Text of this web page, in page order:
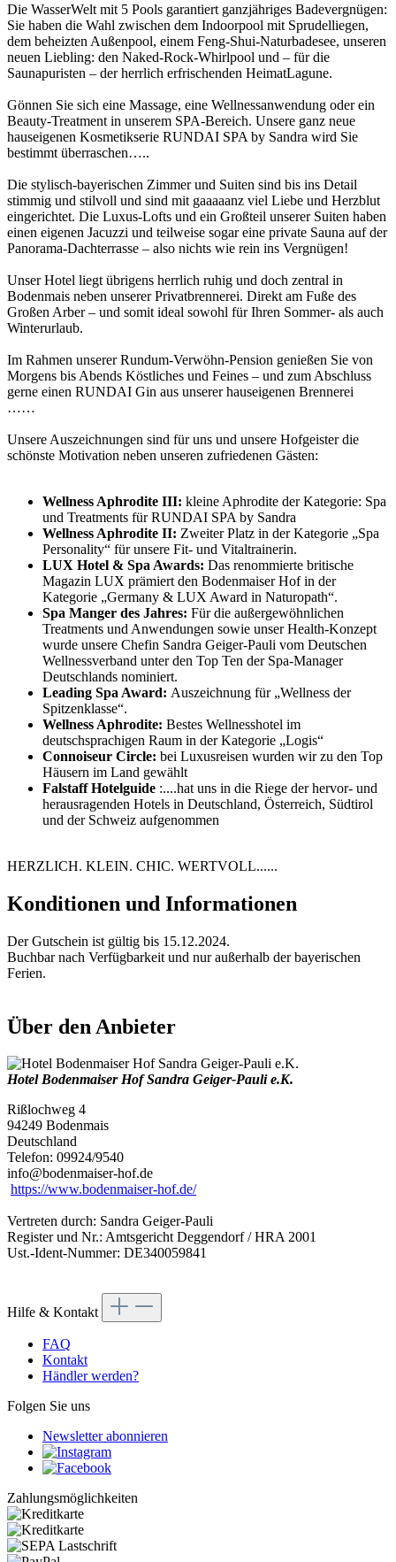
Die WasserWelt mit 5 Pools garantiert ganzjähriges Badevergnügen:
Sie haben die Wahl zwischen dem Indoorpool mit Sprudelliegen,
dem beheizten Außenpool, einem Feng-Shui-Naturbadesee, unseren
neuen Liebling: den Naked-Rock-Whirlpool und – für die
Saunapuristen – der herrlich erfrischenden HeimatLagune.
Gönnen Sie sich eine Massage, eine Wellnessanwendung oder ein
Beauty-Treatment in unserem SPA-Bereich. Unsere ganz neue
hauseigenen Kosmetikserie RUNDAI SPA by Sandra wird Sie
bestimmt überraschen…..
Die stylisch-bayerischen Zimmer und Suiten sind bis ins Detail
stimmig und stilvoll und sind mit gaaaaanz viel Liebe und Herzblut
eingerichtet. Die Luxus-Lofts und ein Großteil unserer Suiten haben
einen eigenen Jacuzzi und teilweise sogar eine private Sauna auf der
Panorama-Dachterrasse – also nichts wie rein ins Vergnügen!
Unser Hotel liegt übrigens herrlich ruhig und doch zentral in
Bodenmais neben unserer Privatbrennerei. Direkt am Fuße des
Großen Arber – und somit ideal sowohl für Ihren Sommer- als auch
Winterurlaub.
Im Rahmen unserer Rundum-Verwöhn-Pension genießen Sie von
Morgens bis Abends Köstliches und Feines – und zum Abschluss
gerne einen RUNDAI Gin aus unserer hauseigenen Brennerei
……
Unsere Auszeichnungen sind für uns und unsere Hofgeister die
schönste Motivation neben unseren zufriedenen Gästen:
Wellness Aphrodite III: kleine Aphrodite der Kategorie: Spa
und Treatments für RUNDAI SPA by Sandra
Wellness Aphrodite II: Zweiter Platz in der Kategorie „Spa
Personality“ für unsere Fit- und Vitaltrainerin.
LUX Hotel & Spa Awards: Das renommierte britische
Magazin LUX prämiert den Bodenmaiser Hof in der
Kategorie „Germany & LUX Award in Naturopath“.
Spa Manger des Jahres: Für die außergewöhnlichen
Treatments und Anwendungen sowie unser Health-Konzept
wurde unsere Chefin Sandra Geiger-Pauli vom Deutschen
Wellnessverband unter den Top Ten der Spa-Manager
Deutschlands nominiert.
Leading Spa Award: Auszeichnung für „Wellness der
Spitzenklasse“.
Wellness Aphrodite: Bestes Wellnesshotel im
deutschsprachigen Raum in der Kategorie „Logis“
Connoiseur Circle: bei Luxusreisen wurden wir zu den Top
Häusern im Land gewählt
Falstaff Hotelguide :....hat uns in die Riege der hervor- und
herausragenden Hotels in Deutschland, Österreich, Südtirol
und der Schweiz aufgenommen
HERZLICH. KLEIN. CHIC. WERTVOLL......
Konditionen und Informationen
Der Gutschein ist gültig bis 15.12.2024.
Buchbar nach Verfügbarkeit und nur außerhalb der bayerischen
Ferien.
Über den Anbieter
Hotel Bodenmaiser Hof Sandra Geiger-Pauli e.K.
Rißlochweg 4
94249 Bodenmais
Deutschland
Telefon: 09924/9540
info@bodenmaiser-hof.de
https://www.bodenmaiser-hof.de/
Vertreten durch: Sandra Geiger-Pauli
Register und Nr.: Amtsgericht Deggendorf / HRA 2001
Ust.-Ident-Nummer: DE340059841
Hilfe & Kontakt
FAQ
Kontakt
Händler werden?
Folgen Sie uns
Newsletter abonnieren
Zahlungsmöglichkeiten